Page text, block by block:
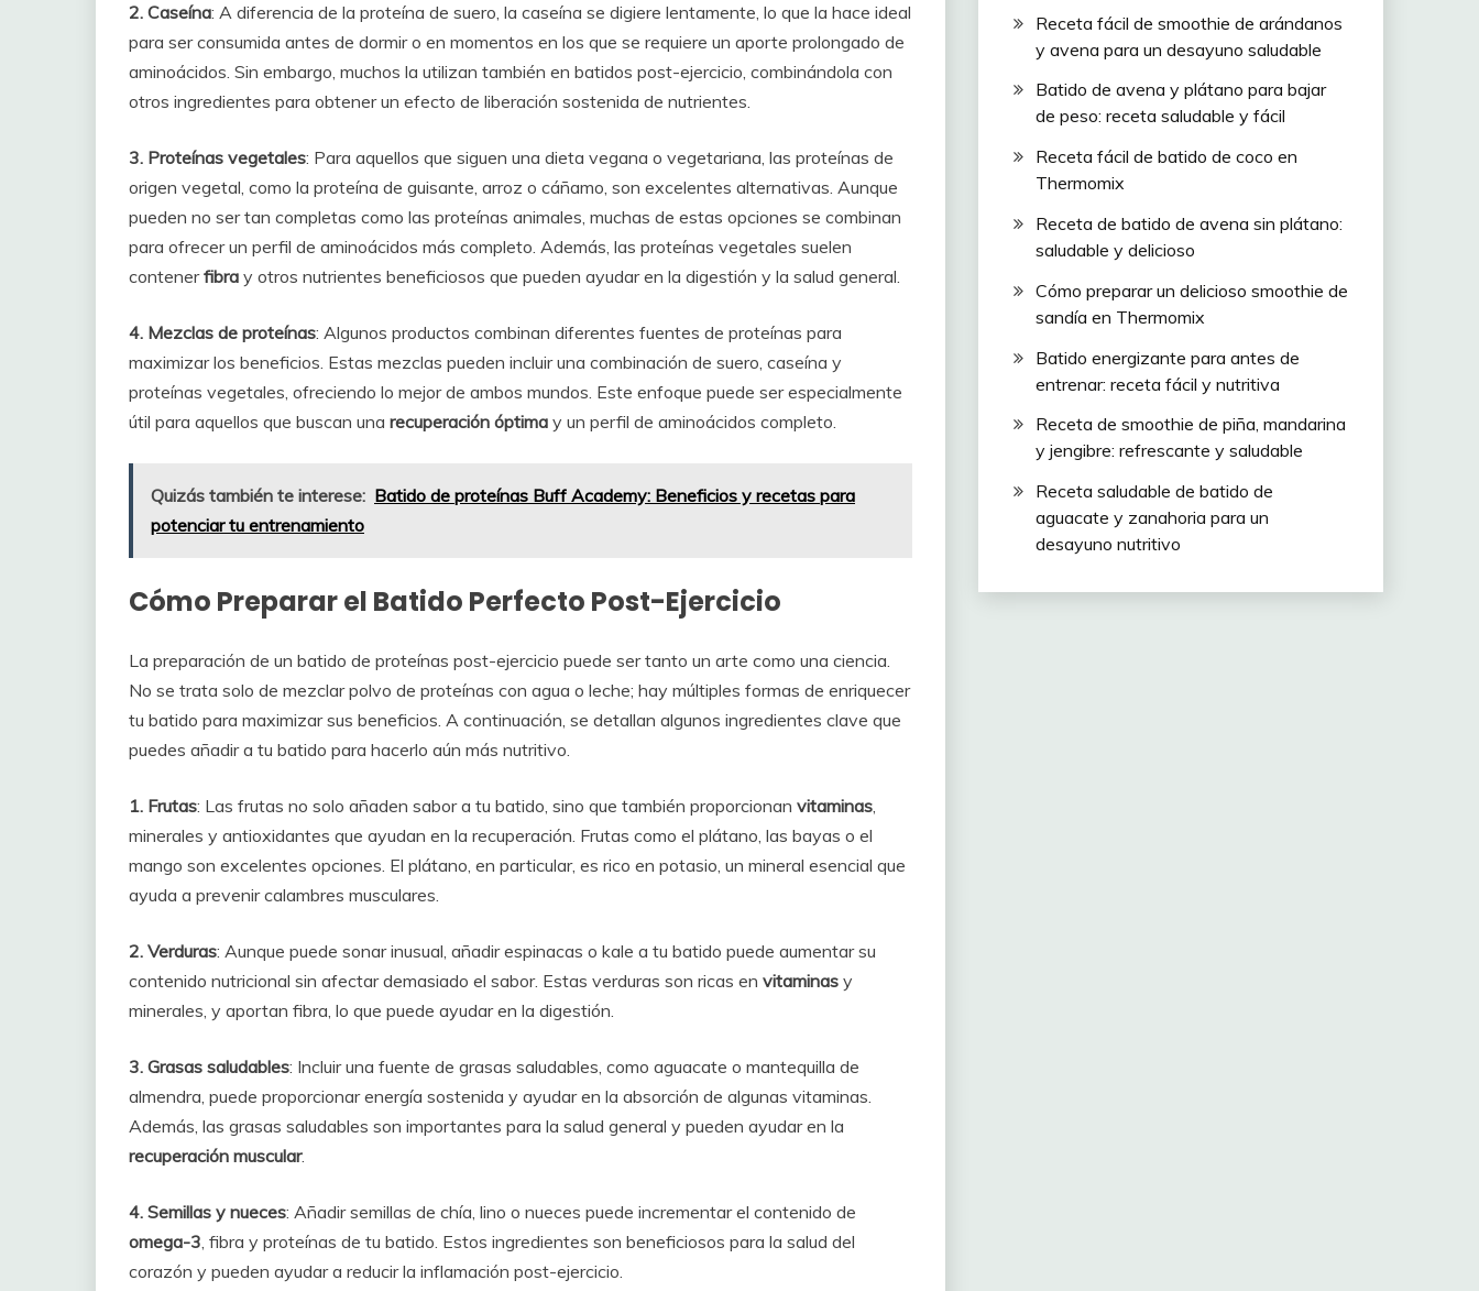
2. Caseína: A diferencia de la proteína de suero, la caseína se digiere lentamente, lo que la hace ideal
para ser consumida antes de dormir o en momentos en los que se requiere un aporte prolongado de
aminoácidos. Sin embargo, muchos la utilizan también en batidos post-ejercicio, combinándola con
otros ingredientes para obtener un efecto de liberación sostenida de nutrientes.
3. Proteínas vegetales: Para aquellos que siguen una dieta vegana o vegetariana, las proteínas de
origen vegetal, como la proteína de guisante, arroz o cáñamo, son excelentes alternativas. Aunque
pueden no ser tan completas como las proteínas animales, muchas de estas opciones se combinan
para ofrecer un perfil de aminoácidos más completo. Además, las proteínas vegetales suelen
contenerfibra y otros nutrientes beneficiosos que pueden ayudar en la digestión y la salud general.
4. Mezclas de proteínas: Algunos productos combinan diferentes fuentes de proteínas para
maximizar los beneficios. Estas mezclas pueden incluir una combinación de suero, caseína y
proteínas vegetales, ofreciendo lo mejor de ambos mundos. Este enfoque puede ser especialmente
útil para aquellos que buscan una recuperación óptima y un perfil de aminoácidos completo.
Quizás también te interese: Batido de proteínas Buff Academy: Beneficios y recetas para
potenciar tu entrenamiento
Cómo Preparar el Batido Perfecto Post-Ejercicio
La preparación de un batido de proteínas post-ejercicio puede ser tanto un arte como una ciencia.
No se trata solo de mezclar polvo de proteínas con agua o leche; hay múltiples formas de enriquecer
tu batido para maximizar sus beneficios. A continuación, se detallan algunos ingredientes clave que
puedes añadir a tu batido para hacerlo aún más nutritivo.
1. Frutas: Las frutas no solo añaden sabor a tu batido, sino que también proporcionan vitaminas
minerales y antioxidantes que ayudan en la recuperación. Frutas como el plátano, las bayas o el
mango son excelentes opciones. El plátano, en particular, es rico en potasio, un mineral esencial que
ayuda a prevenir calambres musculares.
2. Verduras: Aunque puede sonar inusual, añadir espinacas o kale a tu batido puede aumentar su
contenido nutricional sin afectar demasiado el sabor. Estas verduras son ricas en vitaminas y
minerales, y aportan fibra, lo que puede ayudar en la digestión.
3. Grasas saludables: Incluir una fuente de grasas saludables, como aguacate o mantequilla de
almendra, puede proporcionar energía sostenida y ayudar en la absorción de algunas vitaminas.
Además, las grasas saludables son importantes para la salud general y pueden ayudar en la
recuperación muscular.
4. Semillas y nueces: Añadir semillas de chía, lino o nueces puede incrementar el contenido de
omega-3 , fibra y proteínas de tu batido. Estos ingredientes son beneficiosos para la salud del
corazón y pueden ayudar a reducir la inflamación post-ejercicio.
Receta fácil de smoothie de arándanos
y avena para un desayuno saludable
Batido de avena y plátano para bajar
de peso: receta saludable y fácil
Receta fácil de batido de coco en
Thermomix
Receta de batido de avena sin plátano:
saludable y delicioso
Cómo preparar un delicioso smoothie de
sandía en Thermomix
Batido energizante para antes de
entrenar: receta fácil y nutritiva
Receta de smoothie de piña, mandarina
y jengibre: refrescante y saludable
Receta saludable de batido de
aguacate y zanahoria para un
desayuno nutritivo